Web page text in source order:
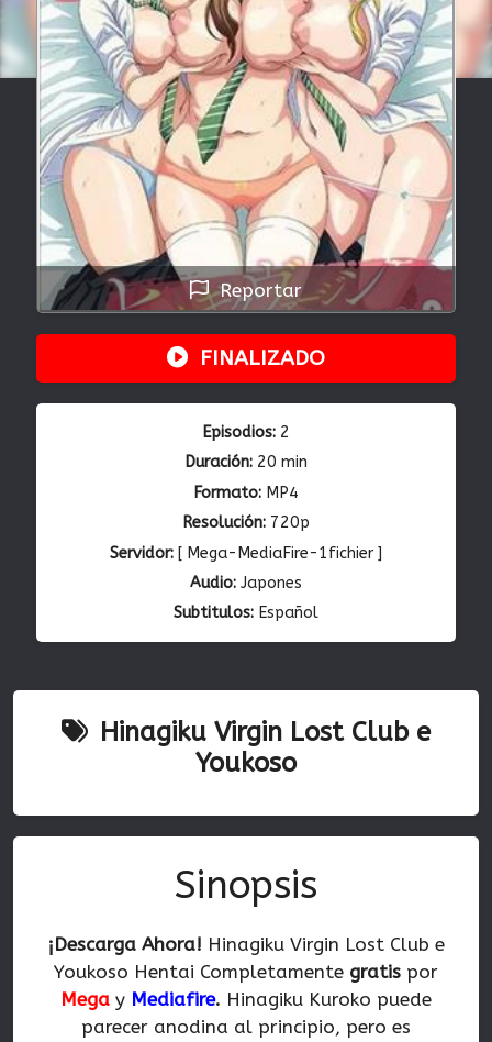
Reportar
FINALIZADO
Episodios: 2
Duración: 20 min
Formato: MP4
Resolución: 720p
Servidor: [ Mega-MediaFire-1fichier ]
Audio: Japones
Subtitulos: Español
Hinagiku Virgin Lost Club e
Youkoso
Sinopsis
¡Descarga Ahora! Hinagiku Virgin Lost Club e
Youkoso Hentai Completamente gratis por
Mega y Mediafire. Hinagiku Kuroko puede
parecer anodina al principio, pero es